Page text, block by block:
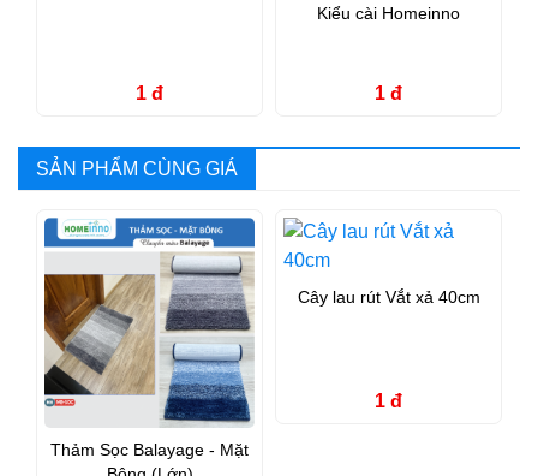
1 đ
Kiểu cài Homeinno
1 đ
SẢN PHẨM CÙNG GIÁ
Thảm Sọc Balayage - Mặt
Cây lau rút Vắt xả 40cm
1 đ